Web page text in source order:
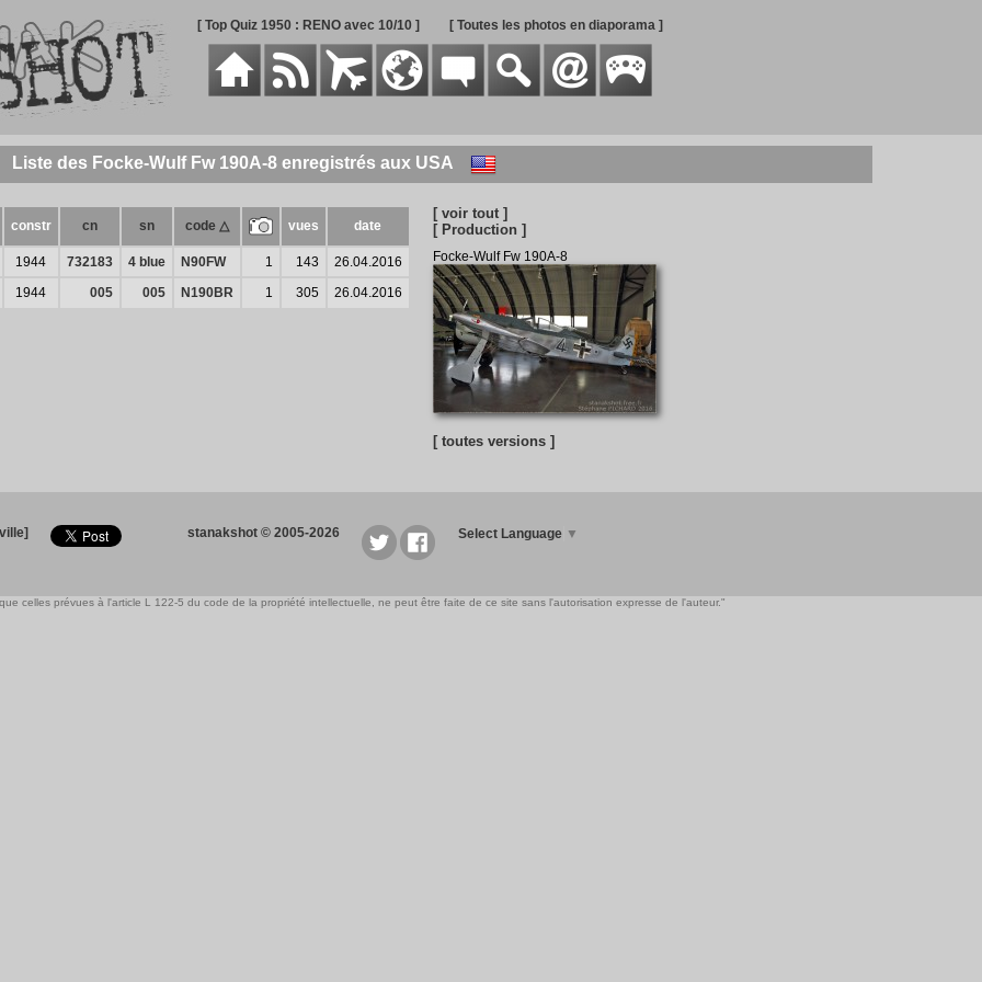
[ Top Quiz 1950 : RENO avec 10/10 ] [ Toutes les photos en diaporama ]
Liste des Focke-Wulf Fw 190A-8 enregistrés aux USA
constr cn sn code △ vues date
1944 732183 4 blue N90FW 1 143
26.04.2016
1944 005 005 N190BR 1 305 26.04.2016
[ voir tout ]
[ Production ]
Focke-Wulf Fw 190A-8
[ toutes versions ]
stanakshot © 2005-2026 Select Language ▼
celles prévues à l'article L 122-5 du code de la propriété intellectuelle, ne peut être faite de ce site sans l'autorisation expresse de l'auteur."